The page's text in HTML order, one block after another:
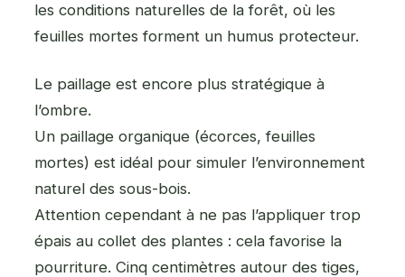
les conditions naturelles de la forêt, où les
feuilles mortes forment un humus protecteur.
Le paillage est encore plus stratégique à
l’ombre.
Un paillage organique (écorces, feuilles
mortes) est idéal pour simuler l’environnement
naturel des sous-bois.
Attention cependant à ne pas l’appliquer trop
épais au collet des plantes : cela favorise la
pourriture. Cinq centimètres autour des tiges,